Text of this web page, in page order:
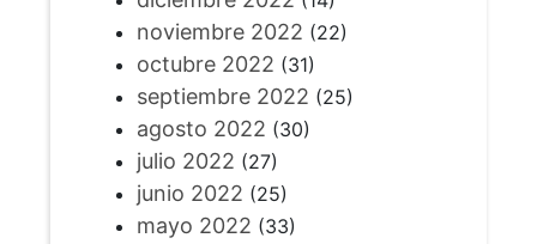
noviembre 2022 (22)
octubre 2022 (31)
septiembre 2022 (25)
agosto 2022 (30)
julio 2022 (27)
junio 2022 (25)
mayo 2022 (33)